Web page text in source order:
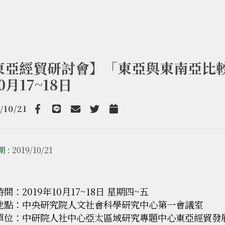
亞經貿研討會】「東亞與東南亞比
月17~18日
10/21
Facebook
line emailTwitterAdd to Calendar
: 2019/10/21
間：2019年10月17~18日 星期四~五
點：中央研究院人文社會科學研究中心第一會議室
位：中研院人社中心亞太區域研究專題中心東亞經貿發